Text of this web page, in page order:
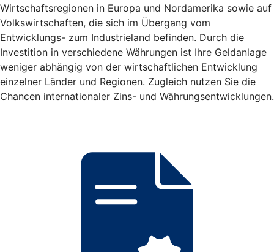
Wirtschaftsregionen in Europa und Nordamerika sowie auf
Volkswirtschaften, die sich im Übergang vom
Entwicklungs- zum Industrieland befinden. Durch die
Investition in verschiedene Währungen ist Ihre Geldanlage
weniger abhängig von der wirtschaftlichen Entwicklung
einzelner Länder und Regionen. Zugleich nutzen Sie die
Chancen internationaler Zins- und Währungsentwicklungen.